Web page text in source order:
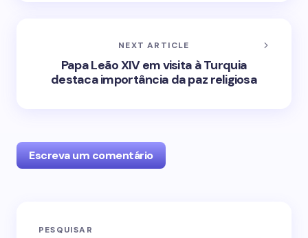
NEXT ARTICLE
Papa Leão XIV em visita à Turquia
destaca importância da paz religiosa
Escreva um comentário
O seu endereço de e-mail não será publicado.
PESQUISAR